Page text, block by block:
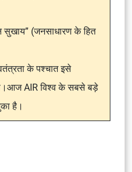
सुखाय” (जनसाधारण के हित
के पश्चात इसे
AIR विश्व के सबसे बड़े
है।